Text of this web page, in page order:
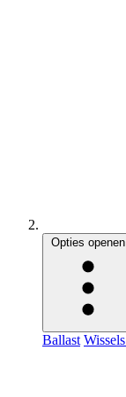
Opties openen
Ballast